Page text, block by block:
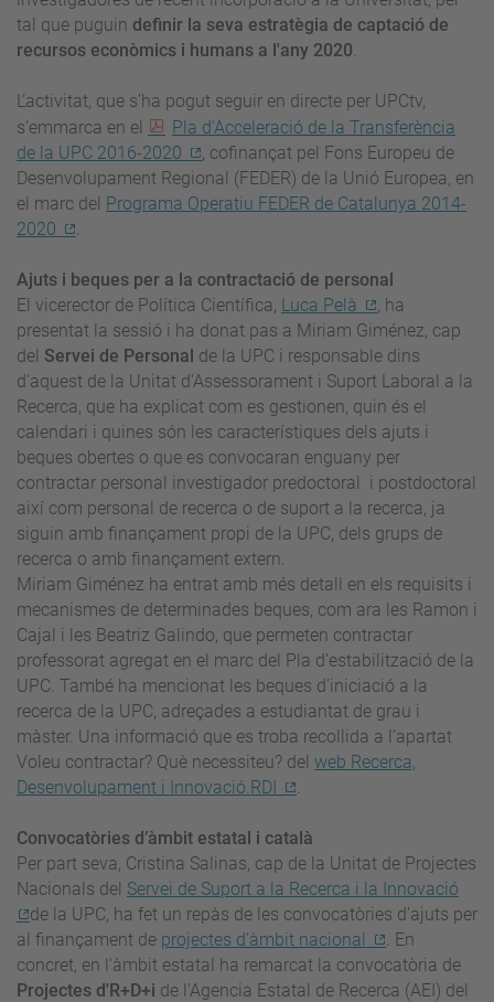
tal que puguin definir la seva estratègia de captació de
recursos econòmics i humans a l'any 2020.
L’activitat, que s’ha pogut seguir en directe per UPCtv,
s’emmarca en el
Pla d'Acceleració de la Transferència
de la UPC 2016-2020
, cofinançat pel Fons Europeu de
Desenvolupament Regional (FEDER) de la Unió Europea, en
el marc del Programa Operatiu FEDER de Catalunya 2014-
2020
.
Ajuts i beques per a la contractació de personal
El vicerector de Política Científica, Luca Pelà
, ha
presentat la sessió i ha donat pas a Miriam Giménez, cap
del Servei de Personal de la UPC i responsable dins
d'aquest de la Unitat d'Assessorament i Suport Laboral a la
Recerca, que ha explicat com es gestionen, quin és el
calendari i quines són les característiques dels ajuts i
beques obertes o que es convocaran enguany per
contractar personal investigador predoctoral i postdoctoral
així com personal de recerca o de suport a la recerca, ja
siguin amb finançament propi de la UPC, dels grups de
recerca o amb finançament extern.
Miriam Giménez ha entrat amb més detall en els requisits i
mecanismes de determinades beques, com ara les Ramon i
Cajal i les Beatriz Galindo, que permeten contractar
professorat agregat en el marc del Pla d’estabilització de la
UPC. També ha mencionat les beques d’iniciació a la
recerca de la UPC, adreçades a estudiantat de grau i
màster. Una informació que es troba recollida a l’apartat
Voleu contractar? Què necessiteu? del web Recerca,
Desenvolupament i Innovació.RDI
.
Convocatòries d’àmbit estatal i català
Per part seva, Cristina Salinas, cap de la Unitat de Projectes
Nacionals del Servei de Suport a la Recerca i la Innovació
de la UPC, ha fet un repàs de les convocatòries d’ajuts per
al finançament de projectes d'àmbit nacional
. En
concret, en l'àmbit estatal ha remarcat la convocatòria de
Projectes d'R+D+i de l'Agencia Estatal de Recerca (AEI) del